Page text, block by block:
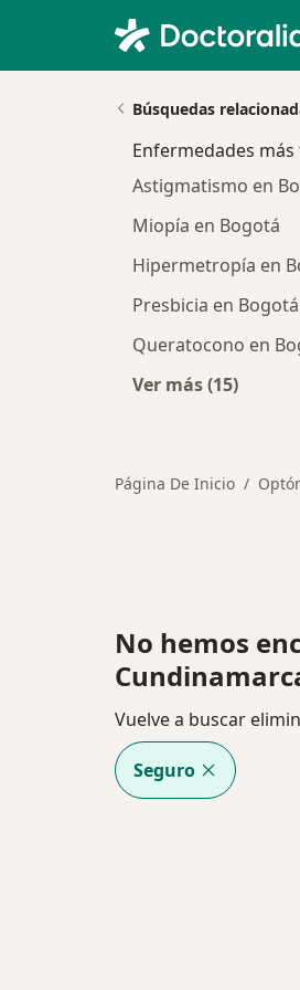
Búsquedas
Enfermedades
Astigmatismo en
Miopía en Bogotá
Hipermetropía en
Presbicia en Bogotá
Queratocono en
Ver más (15)
Página De Inicio
No hemos
Vuelve a buscar
Seguro